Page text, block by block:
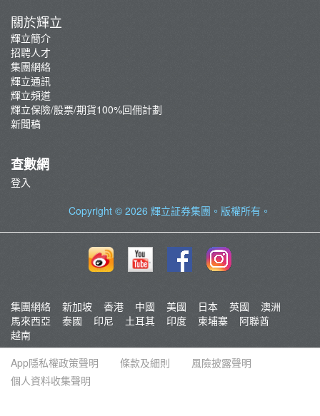
輝立証券開戶優惠總覽
關於輝立
輝立簡介
招聘人才
集團網絡
輝立通訊
輝立頻道
輝立保險/股票/期貨100%回佣計劃
新聞稿
查數網
登入
Copyright © 2026 輝立証券集團 。版權所有。
集團網絡 新加坡 香港 中國 美國 日本 英國
澳洲
馬來西亞
泰國 印尼 土耳其 印度 柬埔寨
阿聯酋
越南
App隱私權政策聲明
條款及細則
風險披露聲明
個人資料收集聲明